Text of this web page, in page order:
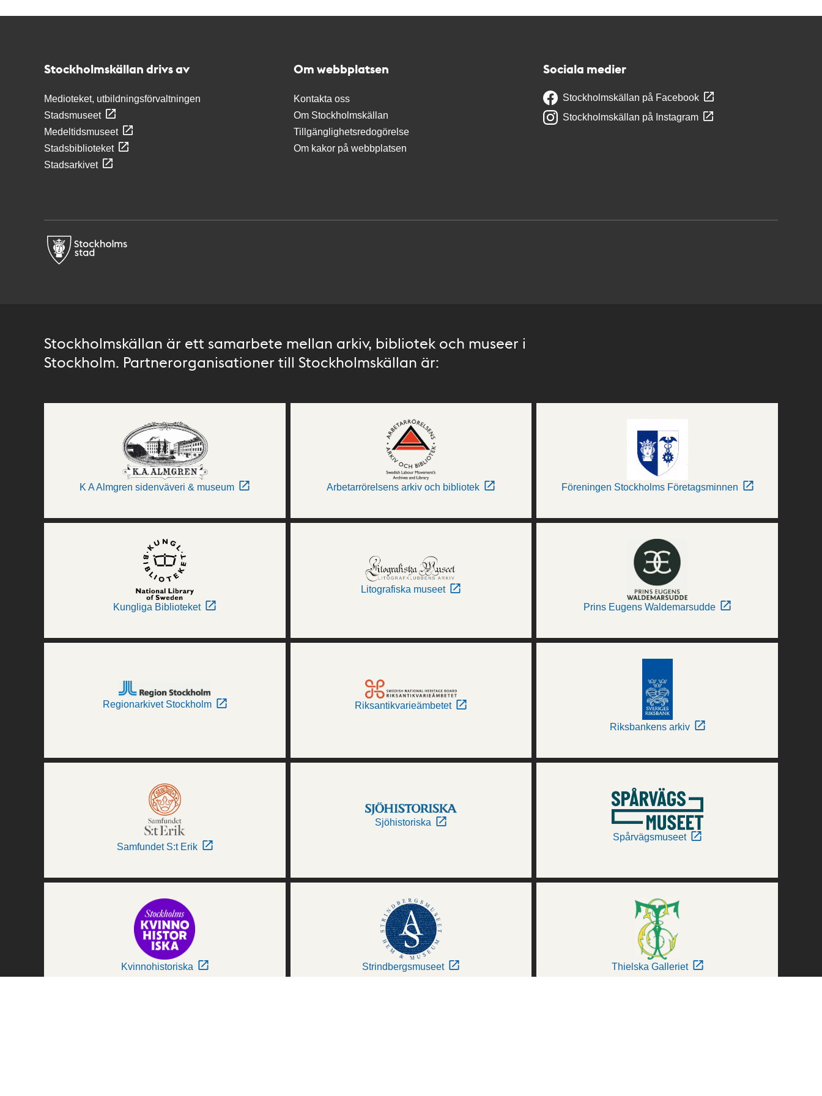
Stockholmskällan drivs av
Medioteket, utbildningsförvaltningen
Stadsmuseet
Medeltidsmuseet
Stadsbiblioteket
Stadsarkivet
Om webbplatsen
Kontakta oss
Om Stockholmskällan
Tillgänglighetsredogörelse
Om kakor på webbplatsen
Sociala medier
Stockholmskällan på Facebook
Stockholmskällan på Instagram
Stockholmskällan är ett samarbete mellan arkiv, bibliotek och museer i
Stockholm. Partnerorganisationer till Stockholmskällan är:
K A Almgren sidenväveri & museum Arbetarrörelsens arkiv och bibliotek Föreningen Stockholms Företagsminnen
Kungliga Biblioteket
Litografiska museet
Prins Eugens Waldemarsudde
Regionarkivet Stockholm Riksantikvarieämbetet
Riksbankens arkiv
Samfundet S:t Erik
Sjöhistoriska
Spårvägsmuseet
Kvinnohistoriska Strindbergsmuseet Thielska Galleriet